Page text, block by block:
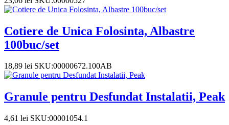
Cotiere de Unica Folosinta, Albastre
100buc/set
18,89 lei SKU:00000672.100AB
Granule pentru Desfundat Instalatii, Peak
4,61 lei SKU:00001054.1